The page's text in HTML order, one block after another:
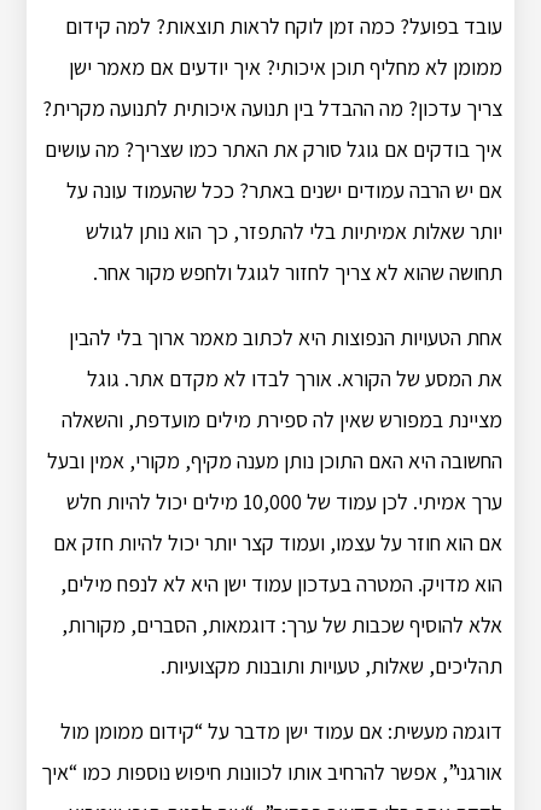
עובד בפועל? כמה זמן לוקח לראות תוצאות? למה קידום
ממומן לא מחליף תוכן איכותי? איך יודעים אם מאמר ישן
צריך עדכון? מה ההבדל בין תנועה איכותית לתנועה מקרית?
איך בודקים אם גוגל סורק את האתר כמו שצריך? מה עושים
אם יש הרבה עמודים ישנים באתר? ככל שהעמוד עונה על
יותר שאלות אמיתיות בלי להתפזר, כך הוא נותן לגולש
תחושה שהוא לא צריך לחזור לגוגל ולחפש מקור אחר.
אחת הטעויות הנפוצות היא לכתוב מאמר ארוך בלי להבין
את המסע של הקורא. אורך לבדו לא מקדם אתר. גוגל
מציינת במפורש שאין לה ספירת מילים מועדפת, והשאלה
החשובה היא האם התוכן נותן מענה מקיף, מקורי, אמין ובעל
ערך אמיתי. לכן עמוד של 10,000 מילים יכול להיות חלש
אם הוא חוזר על עצמו, ועמוד קצר יותר יכול להיות חזק אם
הוא מדויק. המטרה בעדכון עמוד ישן היא לא לנפח מילים,
אלא להוסיף שכבות של ערך: דוגמאות, הסברים, מקורות,
תהליכים, שאלות, טעויות ותובנות מקצועיות.
דוגמה מעשית: אם עמוד ישן מדבר על “קידום ממומן מול
אורגני”, אפשר להרחיב אותו לכוונות חיפוש נוספות כמו “איך